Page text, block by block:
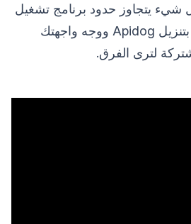
يتجاوز حدود برنامج تشغيل
الاختبار الخاص بك. قم بتنزيل Apidog ووجه واجهتك
لترى الفرق.